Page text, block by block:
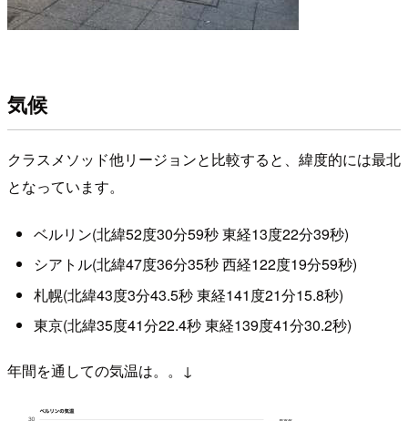
気候
クラスメソッド他リージョンと比較すると、緯度的には最北
となっています。
ベルリン(北緯52度30分59秒 東経13度22分39秒)
シアトル(北緯47度36分35秒 西経122度19分59秒)
札幌(北緯43度3分43.5秒 東経141度21分15.8秒)
東京(北緯35度41分22.4秒 東経139度41分30.2秒)
年間を通しての気温は。。↓